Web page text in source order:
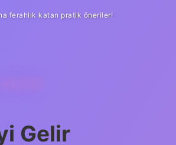
ferahlık katan pratik öneriler!
Gelir